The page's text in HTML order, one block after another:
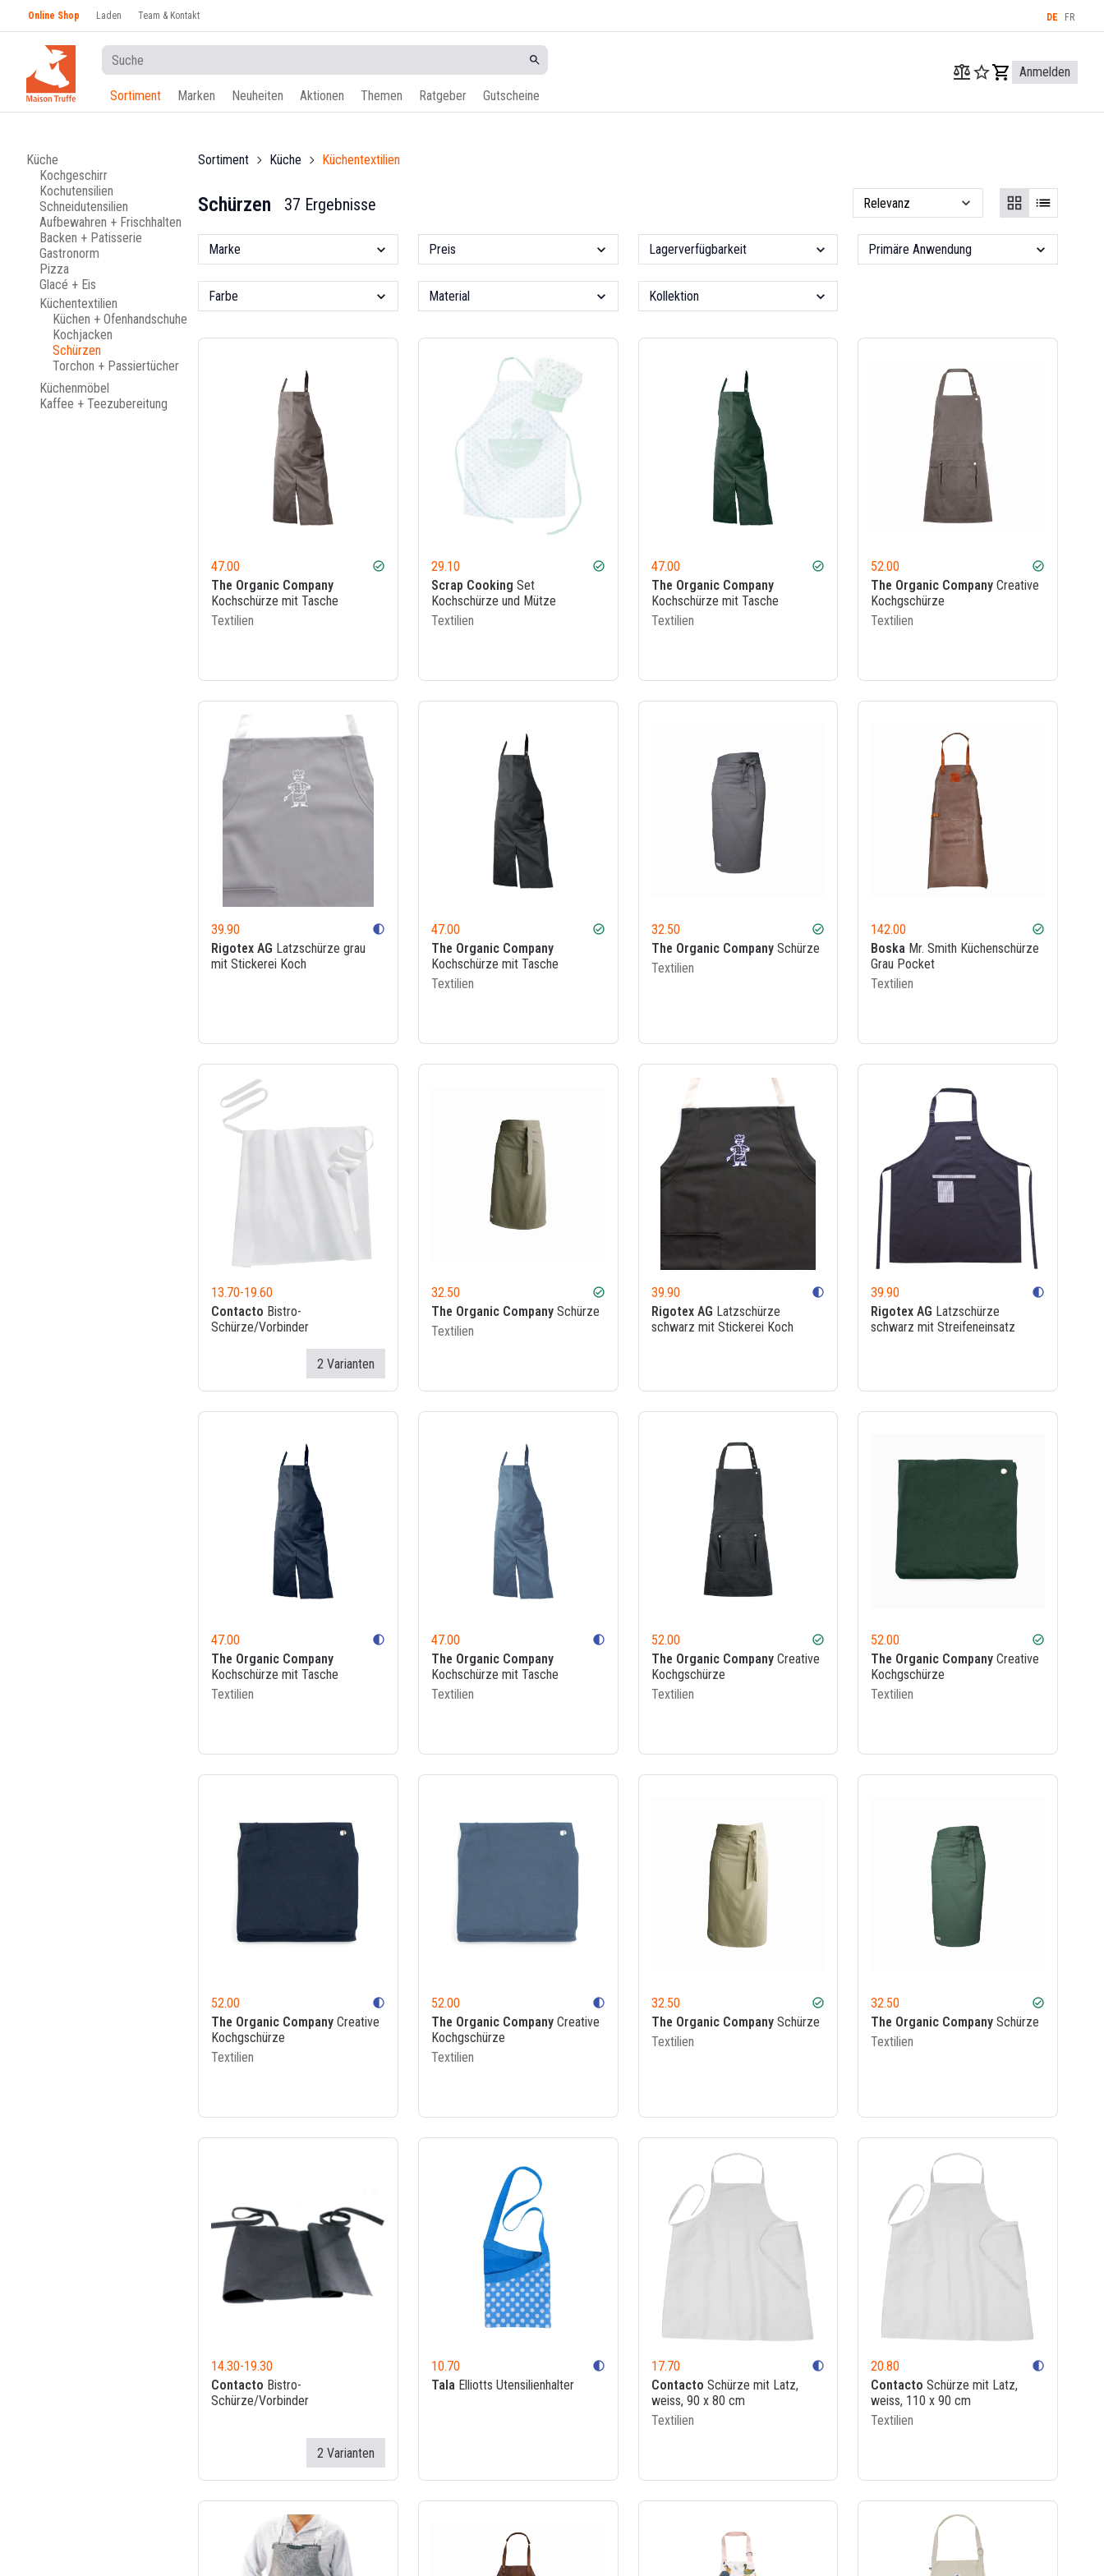
Online Shop Laden Team & Kontakt DE FR
Sortiment Marken Neuheiten Aktionen Themen Ratgeber Gutscheine
Anmelden
Küche
Kochgeschirr
Kochutensilien
Schneidutensilien
Aufbewahren + Frischhalten
Backen + Patisserie
Gastronorm
Pizza
Glacé + Eis
Küchentextilien
Küchen + Ofenhandschuhe
Kochjacken
Schürzen
Torchon + Passiertücher
Küchenmöbel
Kaffee + Teezubereitung
Sortiment Küche Küchentextilien
Schürzen 37 Ergebnisse
Marke Preis Lagerverfügbarkeit Primäre Anwendung
Farbe Material Kollektion
47.00 check_circle
The Organic Company
Kochschürze mit Tasche
Textilien
29.10 check_circle
Scrap Cooking Set
Kochschürze und Mütze
Textilien
47.00 check_circle
The Organic Company
Kochschürze mit Tasche
Textilien
52.00 check_circle
The Organic Company Creative
Kochgschürze
Textilien
39.90 contrast
Rigotex AG Latzschürze grau
mit Stickerei Koch
47.00 check_circle
The Organic Company
Kochschürze mit Tasche
Textilien
32.50 check_circle
The Organic CompanySchürze
Textilien
142.00 check_circle
Boska Mr. Smith Küchenschürze
Grau Pocket
Textilien
13.70-19.60
Contacto Bistro-
Schürze/Vorbinder
2 Varianten
32.50 check_circle
The Organic CompanySchürze
Textilien
39.90 contrast
Rigotex AG Latzschürze
schwarz mit Stickerei Koch
39.90 contrast
Rigotex AG Latzschürze
schwarz mit Streifeneinsatz
47.00 contrast
The Organic Company
Kochschürze mit Tasche
Textilien
47.00 contrast
The Organic Company
Kochschürze mit Tasche
Textilien
52.00 check_circle
The Organic CompanyCreative
Kochgschürze
Textilien
52.00 check_circle
The Organic Company Creative
Kochgschürze
Textilien
52.00 contrast
The Organic Company Creative
Kochgschürze
Textilien
52.00 contrast
The Organic CompanyCreative
Kochgschürze
Textilien
32.50 check_circle
The Organic CompanySchürze
Textilien
32.50 check_circle
The Organic Company Schürze
Textilien
14.30-19.30
Contacto Bistro-
Schürze/Vorbinder
2 Varianten
10.70 contrast
TalaElliotts Utensilienhalter
17.70 contrast
Contacto Schürze mit Latz,
weiss, 90 x 80 cm
Textilien
20.80 contrast
Contacto Schürze mit Latz,
weiss, 110 x 90 cm
Textilien